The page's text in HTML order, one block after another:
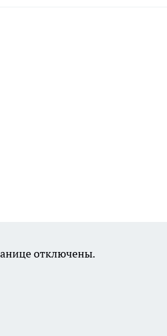
отключены.